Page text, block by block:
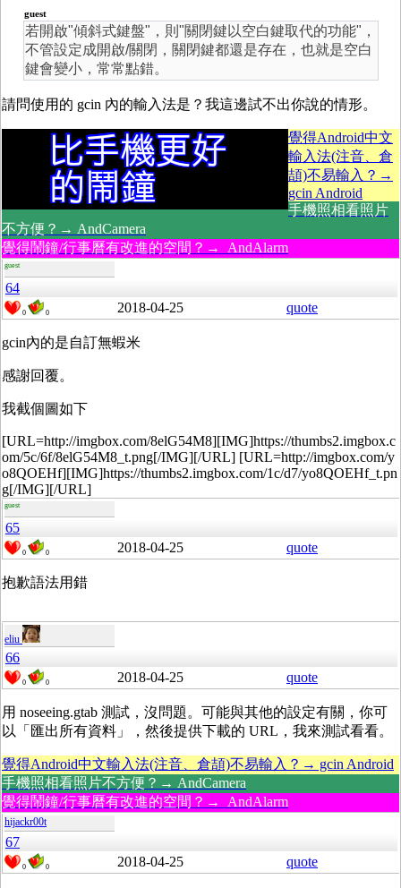
guest
若開啟"傾斜式鍵盤"，則"關閉鍵以空白鍵取代的功能"，
不管設定成開啟/關閉，關閉鍵都還是存在，也就是空白
鍵會變小，常常點錯。
請問使用的 gcin 內的輸入法是？我這邊試不出你說的情形。
覺得Android中文
輸入法(注音、倉
頡)不易輸入？→
gcin Android
手機照相看照片
不方便？→ AndCamera
覺得鬧鐘/行事曆有改進的空間？→ AndAlarm
guest
64
0 0 2018-04-25 quote
gcin內的是自訂無蝦米
感謝回覆。
我截個圖如下
[URL=http://imgbox.com/8elG54M8][IMG]https://thumbs2.imgbox.c
om/5c/6f/8elG54M8_t.png[/IMG][/URL] [URL=http://imgbox.com/y
o8QOEHf][IMG]https://thumbs2.imgbox.com/1c/d7/yo8QOEHf_t.pn
g[/IMG][/URL]
guest
65
0 0 2018-04-25 quote
抱歉語法用錯
eliu
66
0 0 2018-04-25 quote
用 noseeing.gtab 測試，沒問題。可能與其他的設定有關，你可
以「匯出所有資料」，然後提供下載的 URL，我來測試看看。
覺得Android中文輸入法(注音、倉頡)不易輸入？→ gcin Android
手機照相看照片不方便？→ AndCamera
覺得鬧鐘/行事曆有改進的空間？→ AndAlarm
hijackr00t
67
0 0 2018-04-25 quote